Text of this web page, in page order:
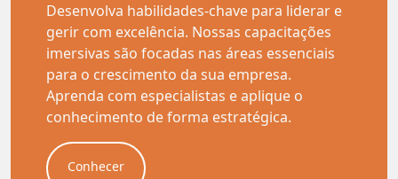
Desenvolva habilidades-chave para liderar e
gerir com excelência. Nossas capacitações
imersivas são focadas nas áreas essenciais
para o crescimento da sua empresa.
Aprenda com especialistas e aplique o
conhecimento de forma estratégica.
Conhecer